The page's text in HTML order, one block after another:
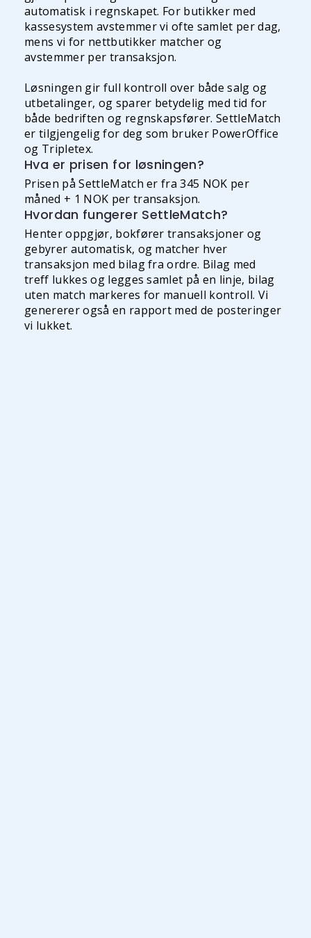
automatisk i regnskapet. For butikker med
kassesystem avstemmer vi ofte samlet per dag,
mens vi for nettbutikker matcher og
avstemmer per transaksjon.
Løsningen gir full kontroll over både salg og
utbetalinger, og sparer betydelig med tid for
både bedriften og regnskapsfører. SettleMatch
er tilgjengelig for deg som bruker PowerOffice
og Tripletex.
Hva er prisen for løsningen?
Prisen på SettleMatch er fra 345 NOK per
måned + 1 NOK per transaksjon.
Hvordan fungerer SettleMatch?
Henter oppgjør, bokfører transaksjoner og
gebyrer automatisk, og matcher hver
transaksjon med bilag fra ordre. Bilag med
treff lukkes og legges samlet på en linje, bilag
uten match markeres for manuell kontroll. Vi
genererer også en rapport med de posteringer
vi lukket.